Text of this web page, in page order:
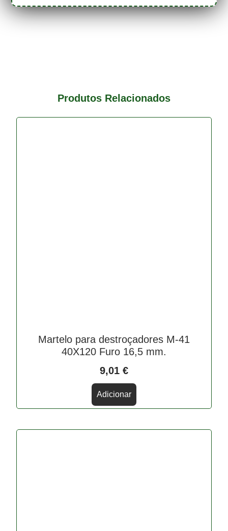
Produtos Relacionados
Martelo para destroçadores M-41
40X120 Furo 16,5 mm.
9,01 €
Adicionar